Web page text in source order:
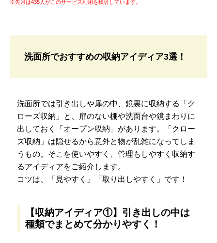
※先月は435人がこのサービス利用を検討しています。
洗面所でおすすめの収納アイディア3選！
洗面所では引き出しや扉の中、鏡裏に収納する「ク
ローズ収納」と、扉のない棚や洗面台や鏡まわりに
出しておく「オープン収納」があります。「クロー
ズ収納」は隠せるから意外と物が乱雑になってしま
うもの。そこを使いやすく、管理もしやすく収納す
るアイディアをご紹介します。
コツは、「見やすく」「取り出しやすく」です！
【収納アイディア①】引き出しの中は
種類でまとめて分かりやすく！